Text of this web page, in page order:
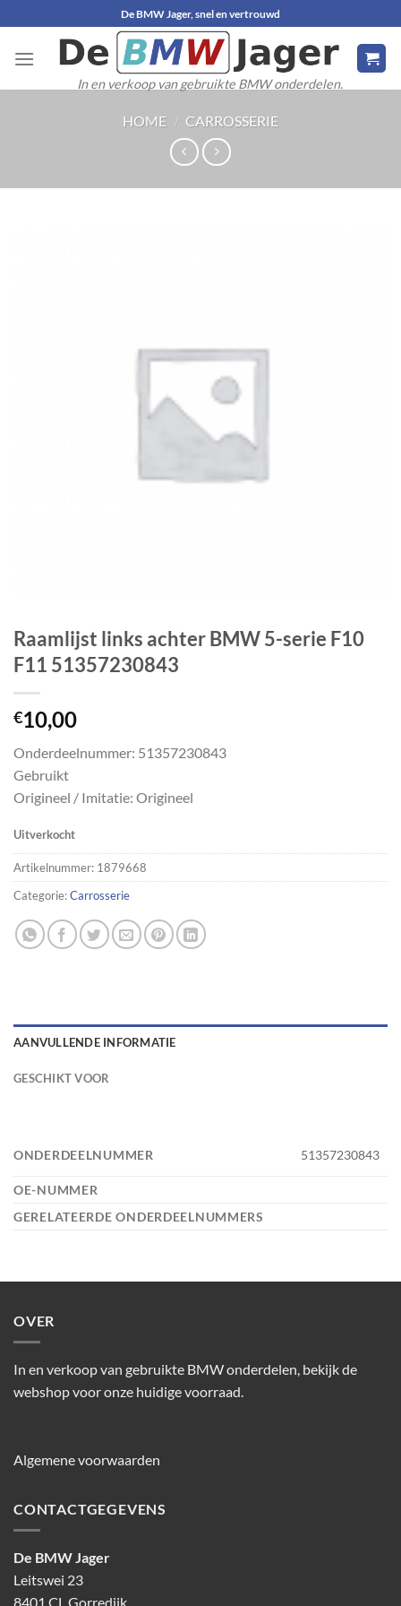
naar
inhoud
De BMW Jager, snel en vertrouwd
In en verkoop van gebruikte BMW onderdelen.
HOME / CARROSSERIE
Raamlijst links achter BMW 5-serie F10
F11 51357230843
€10,00
Onderdeelnummer: 51357230843
Gebruikt
Origineel / Imitatie: Origineel
Uitverkocht
Artikelnummer: 1879668
Categorie:Carrosserie
AANVULLENDE INFORMATIE
GESCHIKT VOOR
ONDERDEELNUMMER 51357230843
OE-NUMMER
GERELATEERDE ONDERDEELNUMMERS
OVER
In en verkoop van gebruikte BMW onderdelen, bekijk de
webshop voor onze huidige voorraad.
Algemene voorwaarden
CONTACTGEGEVENS
De BMW Jager
Leitswei 23
8401 CL Gorredijk